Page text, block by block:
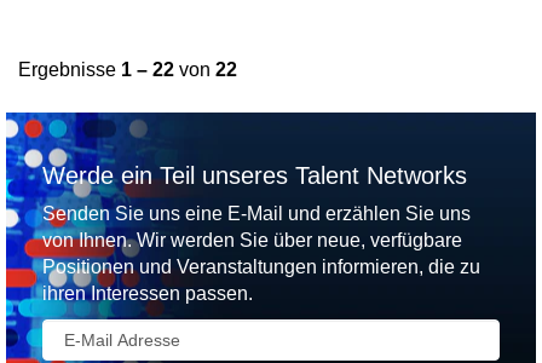
Ergebnisse 1 – 22 von 22
Werde ein Teil unseres Talent Networks
Senden Sie uns eine E-Mail und erzählen Sie uns
von Ihnen. Wir werden Sie über neue, verfügbare
Positionen und Veranstaltungen informieren, die zu
ihren Interessen passen.